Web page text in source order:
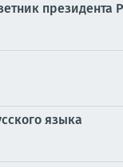
президента
языка